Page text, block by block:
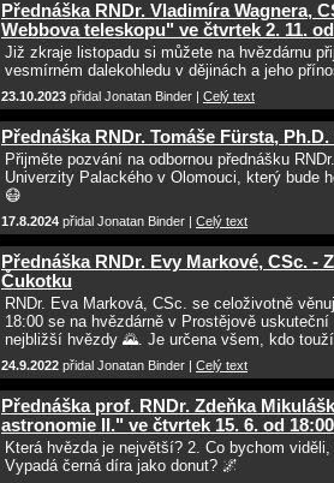
Přednáška RNDr. Vladimíra Wagnera,
Webbova teleskopu" ve čtvrtek 2. 11.
Již zkraje listopadu si můžete na hvězdárnu
vesmírném dalekohledu v dějinách a jeho
23.10.2023 přidal Jonatan Binder | Celý text
Přednáška RNDr. Tomáše Fürsta,
Přijměte pozvání na odbornou přednášku
Univerzity Palackého v Olomouci, který bude
😷
17.8.2024 přidal Jonatan Binder | Celý text
Přednáška RNDr. Evy Markové, CSc. -
Čukotku
RNDr. Eva Marková, CSc. se celoživotně
18:00 se na hvězdárně v Prostějově
nejbližší hvězdy 🌄. Je určena všem, kdo
24.9.2022 přidal Jonatan Binder | Celý text
Přednáška prof. RNDr. Zdeňka
astronomie II." ve čtvrtek 15. 6. od 18:00
Která hvězda je největší? 2. Co bychom
Vypadá černá díra jako donut? 🌌